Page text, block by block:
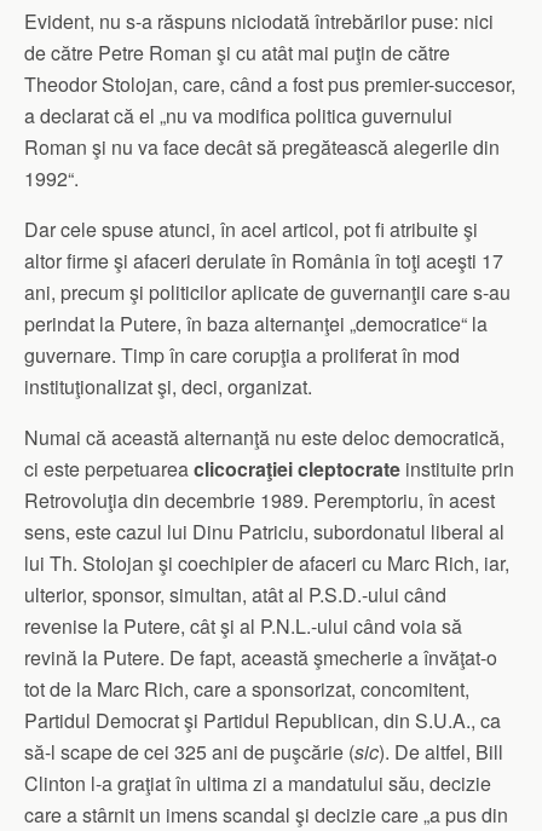
Evident, nu s-a răspuns niciodată întrebărilor puse: nici
de către Petre Roman şi cu atât mai puţin de către
Theodor Stolojan, care, când a fost pus premier-succesor,
a declarat că el „nu va modifica politica guvernului
Roman şi nu va face decât să pregătească alegerile din
1992“.
Dar cele spuse atunci, în acel articol, pot fi atribuite şi
altor firme şi afaceri derulate în România în toţi aceşti 17
ani, precum şi politicilor aplicate de guvernanţii care s-au
perindat la Putere, în baza alternanţei „democratice“ la
guvernare. Timp în care corupţia a proliferat în mod
instituţionalizat şi, deci, organizat.
Numai că această alternanţă nu este deloc democratică,
ci este perpetuareaclicocraţieicleptocrate instituite prin
Retrovoluţia din decembrie 1989. Peremptoriu, în acest
sens, este cazul lui Dinu Patriciu, subordonatul liberal al
lui Th. Stolojan şi coechipier de afaceri cu Marc Rich, iar,
ulterior, sponsor, simultan, atât al P.S.D.-ului când
revenise la Putere, cât şi al P.N.L.-ului când voia să
revină la Putere. De fapt, această şmecherie a învăţat-o
tot de la Marc Rich, care a sponsorizat, concomitent,
Partidul Democrat şi Partidul Republican, din S.U.A., ca
să-l scape de cei 325 ani de puşcărie (sic). De altfel, Bill
Clinton l-a graţiat în ultima zi a mandatului său, decizie
care a stârnit un imens scandal şi decizie care „a pus din